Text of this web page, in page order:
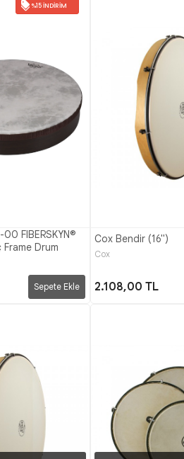
%15 İNDIRIM
FIBERSKYN®
Drum
Sepete Ekle
Cox Bendir (16")
Cox
2.108,00 TL